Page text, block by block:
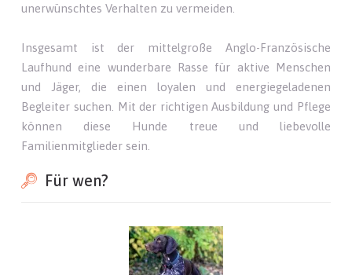
unerwünschtes Verhalten zu vermeiden.
Insgesamt ist der mittelgroße Anglo-Französische
Laufhund eine wunderbare Rasse für aktive Menschen
und Jäger, die einen loyalen und energiegeladenen
Begleiter suchen. Mit der richtigen Ausbildung und Pflege
können diese Hunde treue und liebevolle
Familienmitglieder sein.
Für wen?